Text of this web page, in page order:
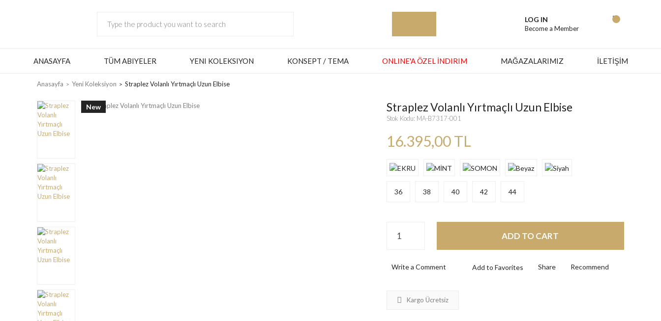
LOG IN
Become a Member
ANASAYFA TÜM ABIYELER YENI KOLEKSIYON KONSEPT / TEMA ONLINE'A ÖZEL İNDIRIM MAĞAZALARIMIZ İLETİŞİM
Anasayfa Yeni Koleksiyon Straplez Volanlı Yırtmaçlı Uzun Elbise
New Straplez Volanlı Yırtmaçlı Uzun Elbise
Stok Kodu: MA-B7317-001
16.395,00 TL
36 38 40 42 44
ADD TO CART
Write a Comment Share Recommend
Kargo Ücretsiz